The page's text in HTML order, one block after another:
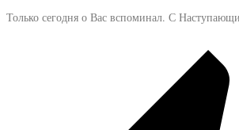
Только сегодня о Вас вспоминал. С